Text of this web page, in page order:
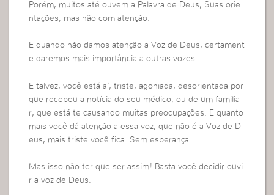
Porém, muitos até ouvem a Palavra de Deus, Suas orie
ntações, mas não com atenção.
E quando não damos atenção a Voz de Deus, certament
e daremos mais importância a outras vozes.
E talvez, você está aí, triste, agoniada, desorientada por
que recebeu a notícia do seu médico, ou de um familia
r, que está te causando muitas preocupações. E quanto
mais você dá atenção a essa voz, que não é a Voz de D
eus, mais triste você fica. Sem esperança.
Mas isso não ter que ser assim! Basta você decidir ouvi
r a voz de Deus.